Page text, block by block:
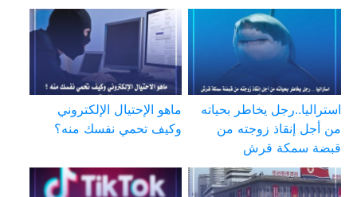
استراليا..رجل يخاطر بحياته
من أجل إنقاذ زوجته من
قبضة سمكة قرش
ماهو الإحتيال الإلكتروني
وكيف تحمي نفسك منه؟